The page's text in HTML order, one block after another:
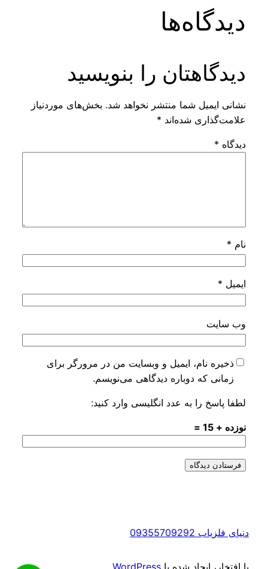
دیدگاه‌ها
دیدگاهتان را بنویسید
نشانی ایمیل شما منتشر نخواهد شد. بخش‌های موردنیاز
علامت‌گذاری شده‌اند *
دیدگاه *
نام *
ایمیل *
وب‌ سایت
ذخیره نام، ایمیل و وبسایت من در مرورگر برای
زمانی که دوباره دیدگاهی می‌نویسم.
لطفا پاسخ را به عدد انگلیسی وارد کنید:
نوزده + 15 =
دنیای فلزیاب 09355709292